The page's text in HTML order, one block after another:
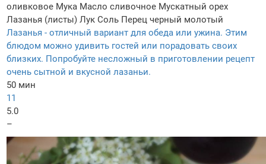
оливковое Мука Масло сливочное Мускатный орех
Лазанья (листы) Лук Соль Перец черный молотый
Лазанья - отличный вариант для обеда или ужина. Этим
блюдом можно удивить гостей или порадовать своих
близких. Попробуйте несложный в приготовлении рецепт
очень сытной и вкусной лазаньи.
50 мин
11
5.0
–